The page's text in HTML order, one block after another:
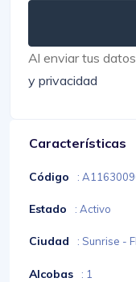
Al enviar tus
y privacidad
Características
Código :
Estado : Activo
Ciudad : Sunrise -
Alcobas : 1